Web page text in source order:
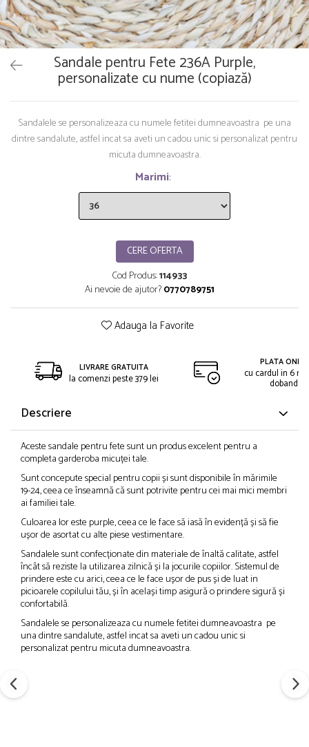
Papusi si accesorii
Trotinete
Trenulete si masinute
Unelte si bancuri de lucru
Sandale pentru Fete 236A Purple,
personalizate cu nume (copiază)
Sandalele se personalizeaza cu numele fetitei dumneavoastra pe una
dintre sandalute, astfel incat sa aveti un cadou unic si personalizat pentru
micuta dumneavoastra.
Marimi:
CERE OFERTA
Cod Produs:114933
Ai nevoie de ajutor?0770789751
Adauga la Favorite
LIVRARE GRATUITA
la comenzi peste 379 lei
PLATA
cu cardul in 6
dobanda
Descriere
Aceste sandale pentru fete sunt un produs excelent pentru a
completa garderoba micuței tale.
Sunt concepute special pentru copii și sunt disponibile în mărimile
19-24, ceea ce înseamnă că sunt potrivite pentru cei mai mici membri
ai familiei tale.
Culoarea lor este purple, ceea ce le face să iasă în evidență și să fie
ușor de asortat cu alte piese vestimentare.
Sandalele sunt confecționate din materiale de înaltă calitate, astfel
încât să reziste la utilizarea zilnică și la jocurile copiilor. Sistemul de
prindere este cu arici, ceea ce le face ușor de pus și de luat in
picioarele copilului tău, și în același timp asigură o prindere sigură și
confortabilă.
Sandalele se personalizeaza cu numele fetitei dumneavoastra pe
una dintre sandalute, astfel incat sa aveti un cadou unic si
personalizat pentru micuta dumneavoastra.